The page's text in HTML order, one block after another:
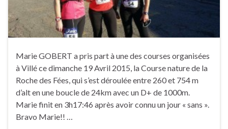
Marie GOBERT a pris part à une des courses organisées
à Villé ce dimanche 19 Avril 2015, la Course nature de la
Roche des Fées, qui s’est déroulée entre 260 et 754 m
d’alt en une boucle de 24km avec un D+ de 1000m.
Marie finit en 3h17:46 après avoir connu un jour « sans ».
Bravo Marie!! …